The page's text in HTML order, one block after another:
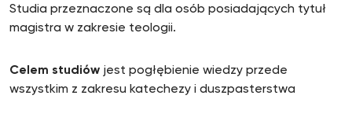
Studia przeznaczone są dla osób posiadających tytuł
magistra w zakresie teologii.
Celem studiów jest pogłębienie wiedzy przede
wszystkim z zakresu katechezy i duszpasterstwa